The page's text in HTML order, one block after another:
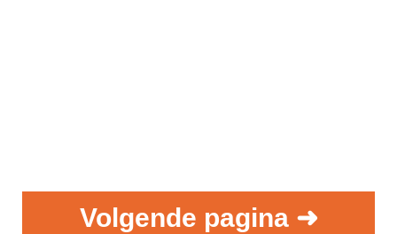
Volgende pagina ➜